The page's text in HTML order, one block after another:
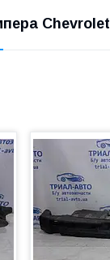
Chevrolet